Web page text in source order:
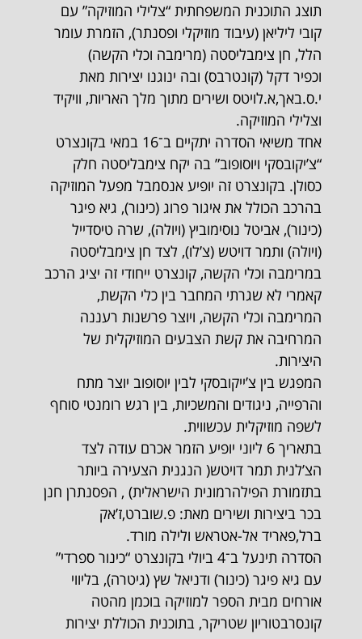
תוצג התוכנית המשפחתית “צלילי המוזיקה” עם
קובי ליליאן (עיבוד מוזיקלי ופסנתר), הזמרת עומר
הלל, חן צימבליסטה (מרימבה וכלי הקשה)
וכפיר דקל (קונטרבס) ובה ינוגנו יצירות מאת
י.ס.באך,א.לויטס ושירים מתוך מלך האריות, וויקיד
וצלילי המוזיקה.
אחד משיאי הסדרה יתקיים ב־16 במאי בקונצרט
“צ’יקובסקי ויוסופוב” בה יקח צימבליסטה חלק
כסולן. בקונצרט זה יופיע אנסמבל מפעל המוזיקה
בהרכב הכולל את איגור פרוג (כינור), גיא פיגר
(כינור), אביטל נוסימוביץ (ויולה), שרה טיסדייל
(ויולה) ותמר דויטש (צ’לו), לצד חן צימבליסטה
במרימבה וכלי הקשה, קונצרט ייחודי זה יציג הרכב
קאמרי לא שגרתי המחבר בין כלי הקשת,
המרימבה וכלי הקשה, ויוצר פרשנות רעננה
המרחיבה את קשת הצבעים המוזיקלית של
היצירות.
המפגש בין צ’ייקובסקי לבין יוסופוב יוצר מתח
והרפייה, ניגודים והמשכיות, בין רגש רומנטי סוחף
לשפה מוזיקלית עכשווית.
בתאריך 6 ליוני יופיע הזמר אכרם עודה לצד
הצ’לנית תמר דויטש( הנגנית הצעירה ביותר
בתזמורת הפילהרמונית הישראלית) , הפסנתרן חנן
בכר ביצירות ושירים מאת: פ.שוברט,ז’אק
ברל,פאריד אל-אטראש ולילה מורד.
הסדרה תינעל ב־4 ביולי בקונצרט “כינור ספרדי”
עם גיא פיגר (כינור) ודניאל שץ (גיטרה), בליווי
אורחים מבית הספר למוזיקה בוכמן מהטה
קונסרבטוריון שטריקר, בתוכנית הכוללת יצירות